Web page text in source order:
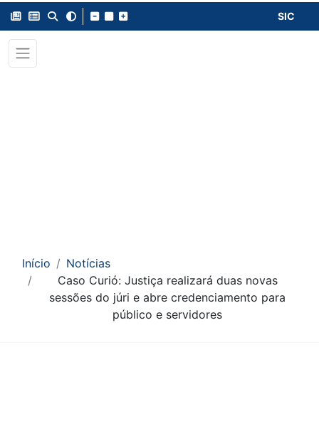
SIC
Início
Notícias
Caso Curió: Justiça realizará duas novas
sessões do júri e abre credenciamento para
público e servidores